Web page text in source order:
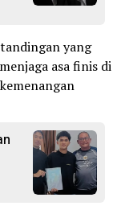
yang
asa finis di